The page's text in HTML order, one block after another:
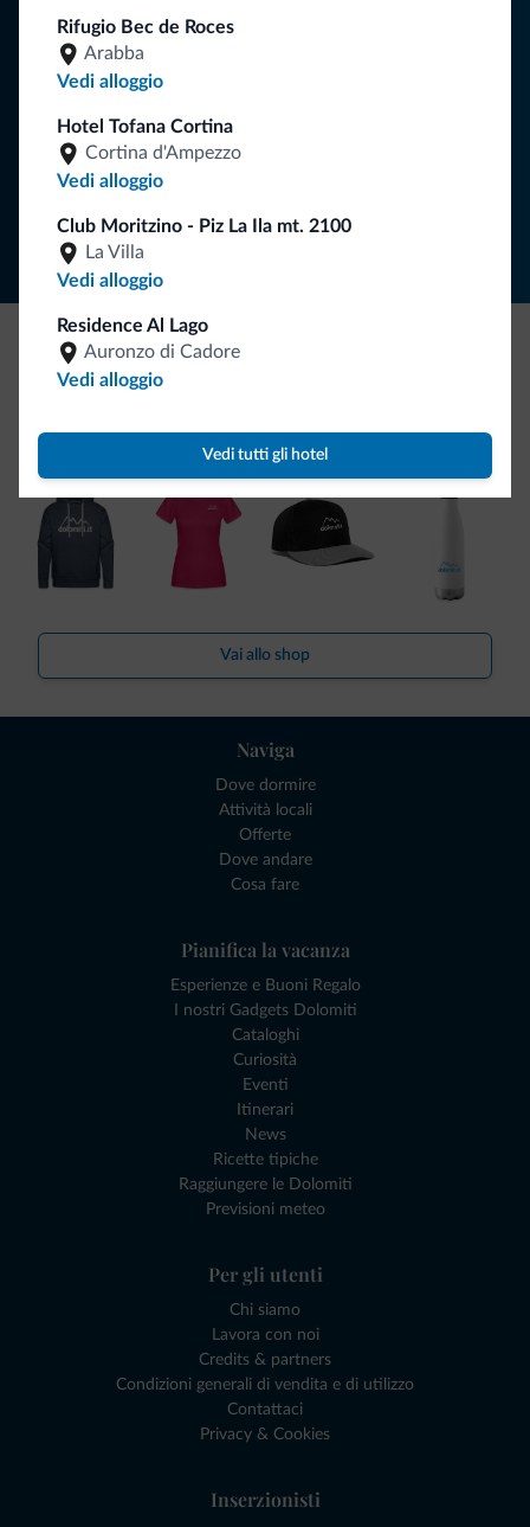
Rifugio Bec de Roces
Arabba
Vedi alloggio
Hotel Tofana Cortina
Cortina d'Ampezzo
Vedi alloggio
Club Moritzino - Piz La Ila mt. 2100
La Villa
Vedi alloggio
Residence Al Lago
Auronzo di Cadore
Vedi alloggio
Vedi tutti gli hotel
vacanza nelle Dolomiti.
Be Original, scopri la nuova collezione
Dolomiti.it!
Vai allo shop
Naviga
Dove dormire
Attività locali
Offerte
Dove andare
Cosa fare
Pianifica la vacanza
Esperienze e Buoni Regalo
I nostri Gadgets Dolomiti
Cataloghi
Curiosità
Eventi
Itinerari
News
Ricette tipiche
Raggiungere le Dolomiti
Previsioni meteo
Per gli utenti
Chi siamo
Lavora con noi
Credits & partners
Condizioni generali di vendita e di utilizzo
Contattaci
Privacy & Cookies
Inserzionisti